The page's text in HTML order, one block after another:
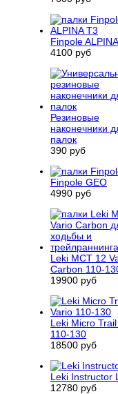
Finpole
4100 руб
Резиновые
наконечники
палок
390 руб
Finpole GEO
4990 руб
Leki MCT 12
Carbon 110-
19900 руб
Leki Micro
110-130
18500 руб
Leki Instructor
12780 руб